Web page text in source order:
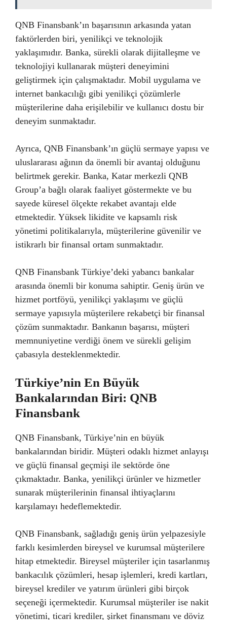
QNB Finansbank’ın başarısının arkasında yatan
faktörlerden biri, yenilikçi ve teknolojik
yaklaşımıdır. Banka, sürekli olarak dijitalleşme ve
teknolojiyi kullanarak müşteri deneyimini
geliştirmek için çalışmaktadır. Mobil uygulama ve
internet bankacılığı gibi yenilikçi çözümlerle
müşterilerine daha erişilebilir ve kullanıcı dostu bir
deneyim sunmaktadır.
Ayrıca, QNB Finansbank’ın güçlü sermaye yapısı ve
uluslararası ağının da önemli bir avantaj olduğunu
belirtmek gerekir. Banka, Katar merkezli QNB
Group’a bağlı olarak faaliyet göstermekte ve bu
sayede küresel ölçekte rekabet avantajı elde
etmektedir. Yüksek likidite ve kapsamlı risk
yönetimi politikalarıyla, müşterilerine güvenilir ve
istikrarlı bir finansal ortam sunmaktadır.
QNB Finansbank Türkiye’deki yabancı bankalar
arasında önemli bir konuma sahiptir. Geniş ürün ve
hizmet portföyü, yenilikçi yaklaşımı ve güçlü
sermaye yapısıyla müşterilere rekabetçi bir finansal
çözüm sunmaktadır. Bankanın başarısı, müşteri
memnuniyetine verdiği önem ve sürekli gelişim
çabasıyla desteklenmektedir.
Türkiye’nin En Büyük
Bankalarından Biri: QNB
Finansbank
QNB Finansbank, Türkiye’nin en büyük
bankalarından biridir. Müşteri odaklı hizmet anlayışı
ve güçlü finansal geçmişi ile sektörde öne
çıkmaktadır. Banka, yenilikçi ürünler ve hizmetler
sunarak müşterilerinin finansal ihtiyaçlarını
karşılamayı hedeflemektedir.
QNB Finansbank, sağladığı geniş ürün yelpazesiyle
farklı kesimlerden bireysel ve kurumsal müşterilere
hitap etmektedir. Bireysel müşteriler için tasarlanmış
bankacılık çözümleri, hesap işlemleri, kredi kartları,
bireysel krediler ve yatırım ürünleri gibi birçok
seçeneği içermektedir. Kurumsal müşteriler ise nakit
yönetimi, ticari krediler, şirket finansmanı ve döviz